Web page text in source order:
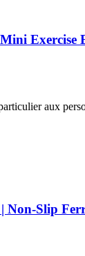
Exercise
aux
Non-Slip